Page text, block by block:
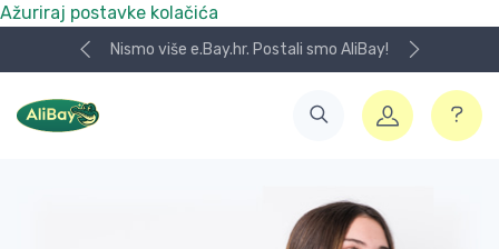
Ažuriraj postavke kolačića
Nismo više e.Bay.hr. Postali smo AliBay!